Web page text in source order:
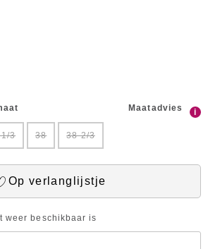
Maatadvies i
3 38 38 2/3
Op verlanglijstje
weer beschikbaar is